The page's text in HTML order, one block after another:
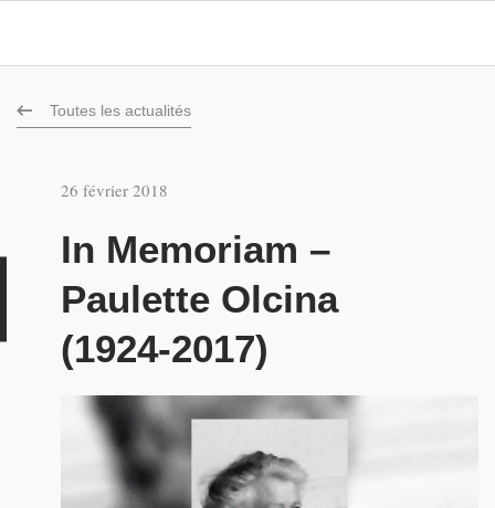
Toutes les actualités
26 février 2018
In Memoriam –
Paulette Olcina
(1924-2017)